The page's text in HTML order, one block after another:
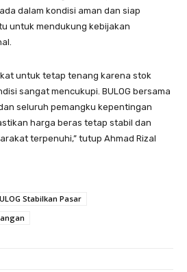
dalam kondisi aman dan siap
untuk mendukung kebijakan
untuk tetap tenang karena stok
sangat mencukupi. BULOG bersama
seluruh pemangku kepentingan
harga beras tetap stabil dan
terpenuhi,” tutup Ahmad Rizal
Stabilkan Pasar